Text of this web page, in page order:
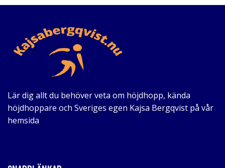
Lär dig allt du behöver veta om höjdhopp, kända
höjdhoppare och Sveriges egen Kajsa Bergqvist på vår
hemsida